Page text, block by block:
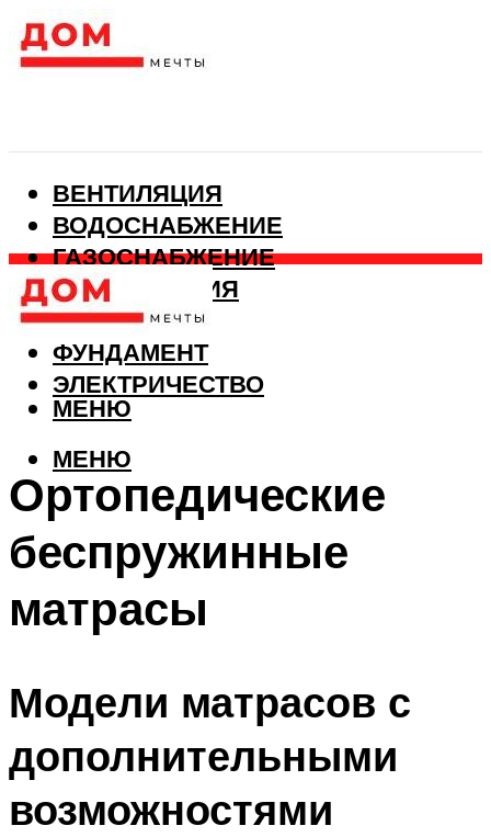
ВЕНТИЛЯЦИЯ
ВОДОСНАБЖЕНИЕ
ГАЗОСНАБЖЕНИЕ
КАНАЛИЗАЦИЯ
ОТОПЛЕНИЕ
ФУНДАМЕНТ
ЭЛЕКТРИЧЕСТВО
МЕНЮ
МЕНЮ
Ортопедические
беспружинные
матрасы
Модели матрасов с
дополнительными
возможностями